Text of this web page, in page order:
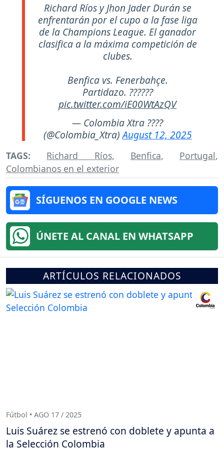
Richard Ríos y Jhon Jader Durán se
enfrentarán por el cupo a la fase liga
de la Champions League. El ganador
clasifica a la máxima competición de
clubes.
Benfica vs. Fenerbahçe.
Partidazo. ??????
pic.twitter.com/iE00WtAzQV
— Colombia Xtra ????
(@Colombia_Xtra)August 12, 2025
TAGS: Richard Ríos, Benfica, Portugal,
Colombianos en el exterior
SÍGUENOS EN GOOGLE NEWS
ÚNETE AL CANAL EN WHATSAPP
ARTÍCULOS RELACIONADOS
Fútbol • AGO 17 / 2025
Luis Suárez se estrenó con doblete y apunta a
la Selección Colombia